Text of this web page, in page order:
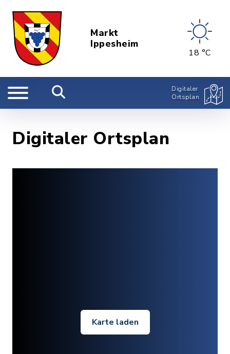
Markt
Ippesheim
18 °C
Digitaler
Ortsplan
Digitaler Ortsplan
Karte laden